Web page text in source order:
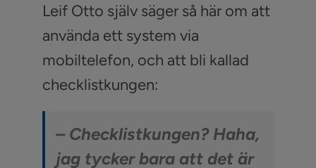
Leif Otto själv säger så här om att
använda ett system via
mobiltelefon, och att bli kallad
checklistkungen:
– Checklistkungen? Haha,
jag tycker bara att det är